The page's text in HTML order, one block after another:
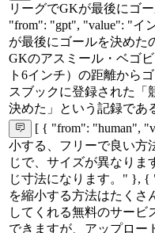
リーグでGKが最後にゴ
"from": "gpt", "value": "イ
が最後にゴールを決めた
GKのアスミール・ベゴ
ト6インチ）の距離から
スブックに登録された「
決めた」という記録であ
[ { "from": "human",
小する、フリーで良い方
じで、サイズが異なりま
じ寸法になります。" }, {
を縮小する方法はたくさ
してくれる無料のサービ
できますが、アップロー